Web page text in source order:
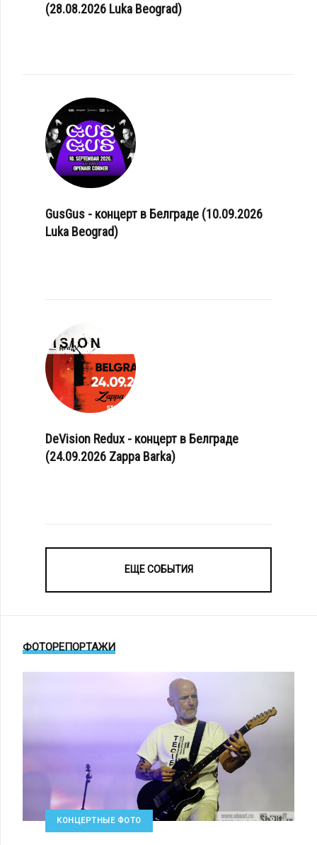
(28.08.2026 Luka Beograd)
GusGus - концерт в Белграде (10.09.2026
Luka Beograd)
DeVision Redux - концерт в Белграде
(24.09.2026 Zappa Barka)
ЕЩЕ СОБЫТИЯ
ФОТОРЕПОРТАЖИ
КОНЦЕРТНЫЕ ФОТО